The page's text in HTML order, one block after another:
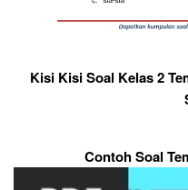
Kisi Kisi Soal Kelas 2
Contoh Soal